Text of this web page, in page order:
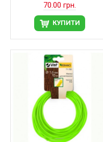
70.00 грн.
КУПИТИ